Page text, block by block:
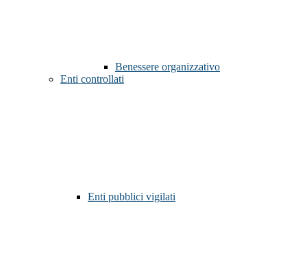
Benessere organizzativo
Enti controllati
Enti pubblici vigilati